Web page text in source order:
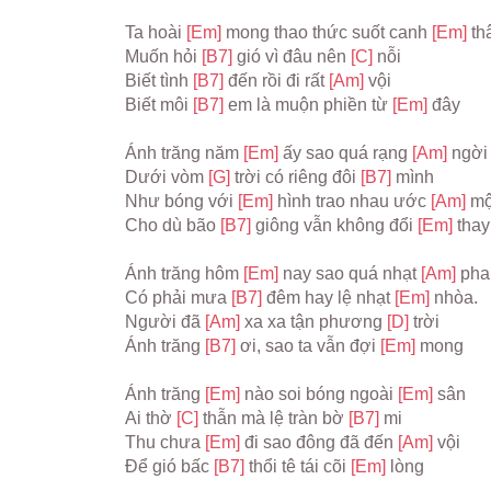
Ta hoài [Em] mong thao thức suốt canh [Em]
Muốn hỏi [B7] gió vì đâu nên [C] nỗi
Biết tình [B7] đến rồi đi rất [Am] vội
Biết môi [B7] em là muộn phiền từ [Em] đây
Ánh trăng năm [Em] ấy sao quá rạng [Am] ngời
Dưới vòm [G] trời có riêng đôi [B7] mình
Như bóng với [Em] hình trao nhau ước [Am]
Cho dù bão [B7] giông vẫn không đổi [Em] thay
Ánh trăng hôm [Em] nay sao quá nhạt [Am]
Có phải mưa [B7] đêm hay lệ nhạt [Em] nhòa.
Người đã [Am] xa xa tận phương [D] trời
Ánh trăng [B7] ơi, sao ta vẫn đợi [Em] mong
Ánh trăng [Em] nào soi bóng ngoài [Em] sân
Ai thờ [C] thẫn mà lệ tràn bờ [B7] mi
Thu chưa [Em] đi sao đông đã đến [Am] vội
Để gió bấc [B7] thổi tê tái cõi [Em] lòng